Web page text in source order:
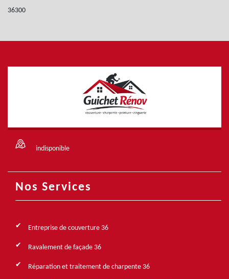
36300
indisponible
Nos Services
Entreprise de couverture 36
Ravalement de façade 36
Réparation et traitement de charpente 36